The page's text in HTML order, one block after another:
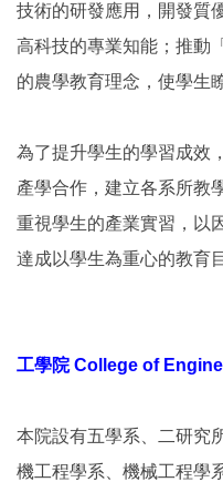
技術的研發應用，開發質
高科技的專業知能；推動
的農學教育理念，使學生
為了提升學生的學習成效
產學合作，建立各系所教
重視學生的產業實習，以
達成以學生為重心的教育
工學院 College of
本院設有五學系、二研究
機工程學系、機械工程學